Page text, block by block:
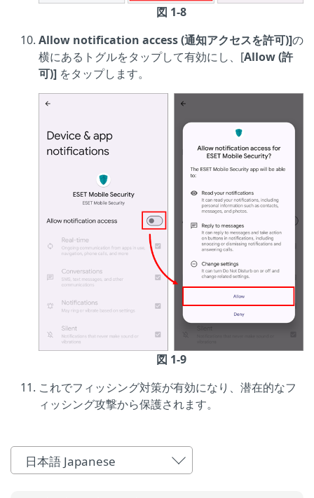
図 1-8
Allow notification access (通知アクセスを許可)]の
横にあるトグルをタップして有効にし、[Allow (許
可)] をタップします。
図 1-9
これでフィッシング対策が有効になり、潜在的なフ
ィッシング攻撃から保護されます。
日本語 Japanese